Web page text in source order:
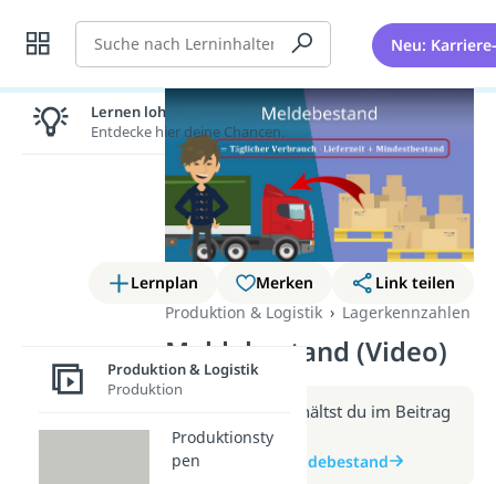
Suche Neu:
Lernplan Merken
Link teilen
Produktion & Logistik
Lagerkennzahlen
Meldebestand (Video)
Weitere Infos erhältst du im Beitrag
zum Video
zum Beitrag: Meldebestand
Lernen lohnt sich!
Entdecke hier deine Chancen.
Produktion & Logistik
Produktion
Produktionsty
pen